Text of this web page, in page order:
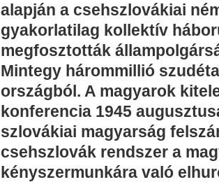
alapján a csehszlovákiai
gyakorlatilag kollektív
megfosztották
Mintegy hárommillió
országból. A magyarok
konferencia 1945
szlovákiai magyarság
csehszlovák rendszer a
kényszermunkára való